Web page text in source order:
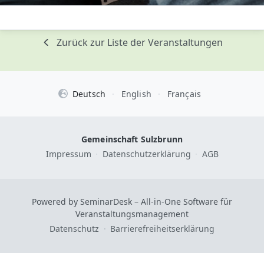
Zurück zur Liste der Veranstaltungen
Deutsch · English · Français
Gemeinschaft Sulzbrunn
Impressum
Datenschutzerklärung AGB
Powered by SeminarDesk – All-in-One Software für
Veranstaltungsmanagement
Datenschutz · Barrierefreiheitserklärung